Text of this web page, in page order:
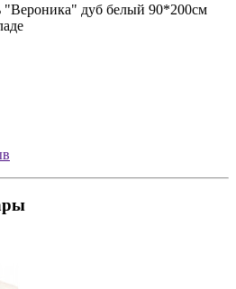
"Вероника" дуб белый 90*200см